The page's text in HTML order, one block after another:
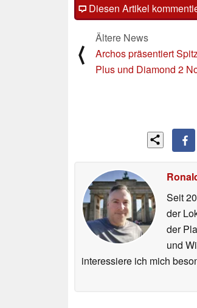
Diesen Artikel
⟨
Ältere News
Archos präsentiert
Plus und Diamond 2
Seit
der
der
und
interessiere ich mich